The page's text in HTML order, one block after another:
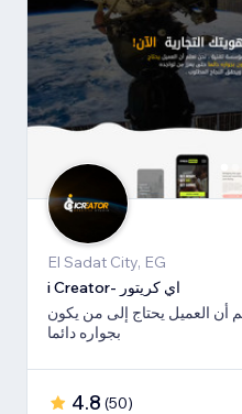
El Sadat City, EG
i Creator- اي كريتور
أن العميل يحتاج إلى من يكون
بجواره دائما
4.8 (50)